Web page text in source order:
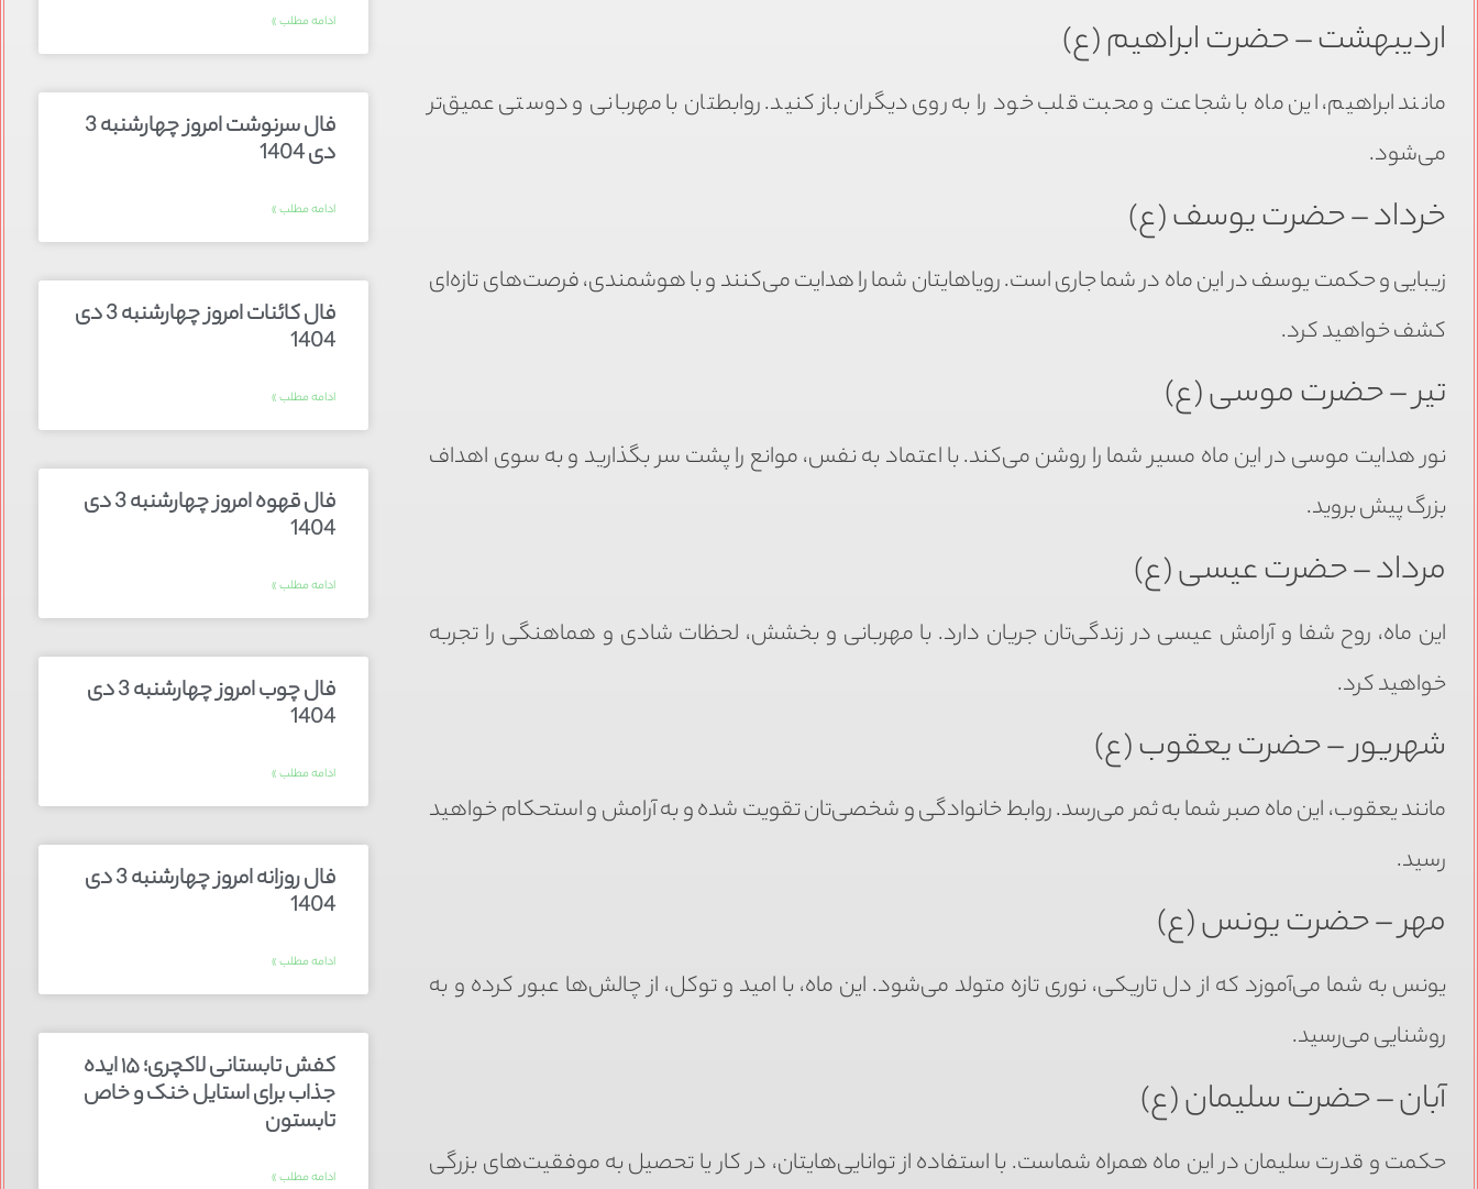
اردیبهشت – حضرت ابراهیم (ع)
مانند ابراهیم، این ماه با شجاعت و محبت قلب خود را به روی دیگران باز کنید. روابطتان با مهربانی و دوستی عمیق‌تر
می‌شود.
خرداد – حضرت یوسف (ع)
زیبایی و حکمت یوسف در این ماه در شما جاری است. رویاهایتان شما را هدایت می‌کنند و با هوشمندی، فرصت‌های تازه‌ای
کشف خواهید کرد.
تیر – حضرت موسی (ع)
نور هدایت موسی در این ماه مسیر شما را روشن می‌کند. با اعتماد به نفس، موانع را پشت سر بگذارید و به سوی اهداف
بزرگ پیش بروید.
مرداد – حضرت عیسی (ع)
این ماه، روح شفا و آرامش عیسی در زندگی‌تان جریان دارد. با مهربانی و بخشش، لحظات شادی و هماهنگی را تجربه
خواهید کرد.
شهریور – حضرت یعقوب (ع)
مانند یعقوب، این ماه صبر شما به ثمر می‌رسد. روابط خانوادگی و شخصی‌تان تقویت شده و به آرامش و استحکام خواهید
رسید.
مهر – حضرت یونس (ع)
یونس به شما می‌آموزد که از دل تاریکی، نوری تازه متولد می‌شود. این ماه، با امید و توکل، از چالش‌ها عبور کرده و به
روشنایی می‌رسید.
آبان – حضرت سلیمان (ع)
حکمت و قدرت سلیمان در این ماه همراه شماست. با استفاده از توانایی‌هایتان، در کار یا تحصیل به موفقیت‌های بزرگی
ادامه مطلب »
فال سرنوشت امروز چهارشنبه 3
دی 1404
ادامه مطلب »
فال کائنات امروز چهارشنبه 3 دی
1404
ادامه مطلب »
فال قهوه امروز چهارشنبه 3 دی
1404
ادامه مطلب »
فال چوب امروز چهارشنبه 3 دی
1404
ادامه مطلب »
فال روزانه امروز چهارشنبه 3 دی
1404
ادامه مطلب »
کفش تابستانی لاکچری؛ ۱۵ ایده‌
جذاب برای استایل خنک و خاص
تابستون
ادامه مطلب »